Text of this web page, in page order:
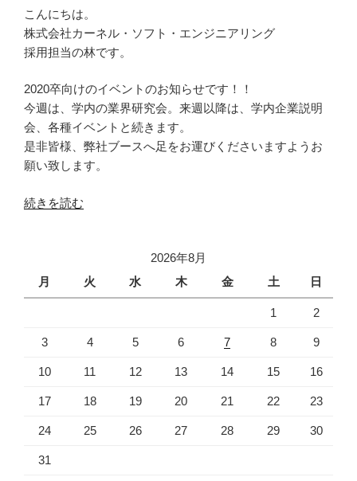
こんにちは。
株式会社カーネル・ソフト・エンジニアリング
採用担当の林です。
2020卒向けのイベントのお知らせです！！
今週は、学内の業界研究会。来週以降は、学内企業説明
会、各種イベントと続きます。
是非皆様、弊社ブースへ足をお運びくださいますようお
願い致します。
“2020
界
続きを読む
2026年8月
月
火 水 木 金 土 日
1 2
3 4 5 6 7 8 9
10 11 12 13 14 15 16
17 18 19 20 21 22 23
24 25 26 27 28 29 30
31